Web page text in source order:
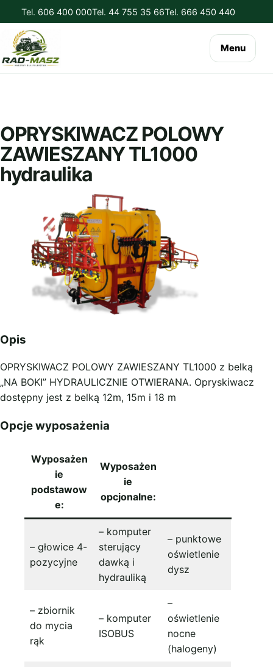
Tel. 606 400 000Tel. 44 755 35 66Tel. 666 450 440
Menu
OPRYSKIWACZ POLOWY
ZAWIESZANY TL1000
hydraulika
Opis
OPRYSKIWACZ POLOWY ZAWIESZANY TL1000 z belką
„NA BOKI” HYDRAULICZNIE OTWIERANA. Opryskiwacz
dostępny jest z belką 12m, 15m i 18 m
Opcje wyposażenia
Wyposażen
ie
podstawow
e:
Wyposażen
ie
opcjonalne:
– głowice 4-
pozycyjne
– komputer
sterujący
dawką i
hydrauliką
– punktowe
oświetlenie
dysz
– zbiornik
do mycia
rąk
– komputer
ISOBUS
–
oświetlenie
nocne
(halogeny)